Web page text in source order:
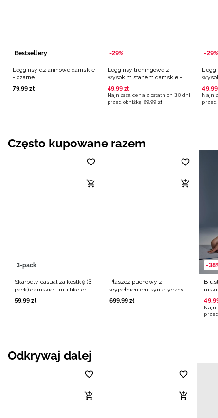
Bestsellery
Legginsy dzianinowe damskie
- czarne
79,99 zł
-29%
Legginsy treningowe z
wysokim stanem damskie -
zielone
49,99 zł
Najniższa cena z ostatnich 30 dni
przed obniżką 69,99 zł
-29%
49,99
przed
Często kupowane razem
3-pack
Skarpety casual za kostkę (3-
pack) damskie - multikolor
59,99 zł
Płaszcz puchowy z
wypełnieniem syntetycznym
damski - czarny
699,99 zł
-
49,
Odkrywaj dalej